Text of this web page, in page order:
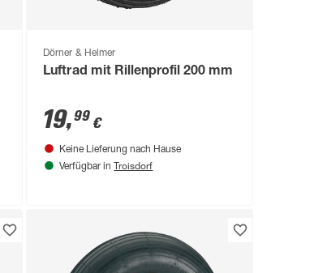
Dörner & Helmer
Luftrad mit Rillenprofil 200 mm
19,99 €
Keine Lieferung nach Hause
Verfügbar in Troisdorf